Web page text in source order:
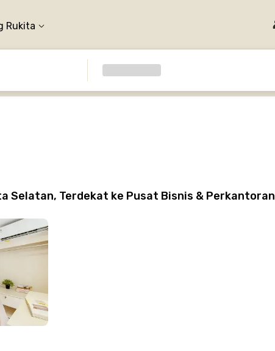
Rukita
Selatan, Terdekat ke Pusat Bisnis & Perkantoran